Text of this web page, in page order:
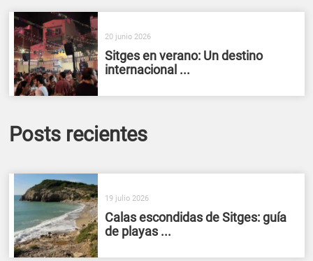
20 junio 2026
Sitges en verano: Un destino
internacional ...
Posts recientes
19 julio 2026
Calas escondidas de Sitges: guía
de playas ...